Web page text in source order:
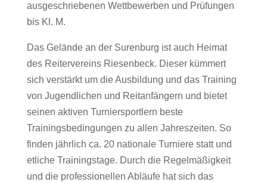
ausgeschriebenen Wettbewerben und Prüfungen
bis Kl. M.
Das Gelände an der Surenburg ist auch Heimat
des Reitervereins Riesenbeck. Dieser kümmert
sich verstärkt um die Ausbildung und das Training
von Jugendlichen und Reitanfängern und bietet
seinen aktiven Turniersportlern beste
Trainingsbedingungen zu allen Jahreszeiten. So
finden jährlich ca. 20 nationale Turniere statt und
etliche Trainingstage. Durch die Regelmäßigkeit
und die professionellen Abläufe hat sich das